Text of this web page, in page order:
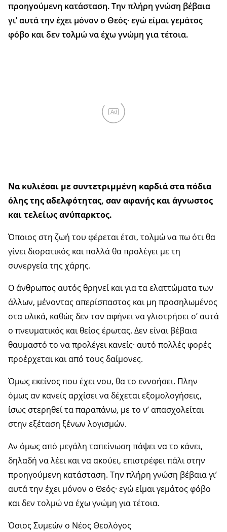
προηγούμενη κατάσταση. Την πλήρη γνώση βέβαια
γι’ αυτά την έχει μόνον ο Θεός· εγώ είμαι γεμάτος
φόβο και δεν τολμώ να έχω γνώμη για τέτοια.
Ad
Να κυλιέσαι με συντετριμμένη καρδιά στα πόδια
όλης της αδελφότητας, σαν αφανής και άγνωστος
και τελείως ανύπαρκτος.
Όποιος στη ζωή του φέρεται έτσι, τολμώ να πω ότι θα
γίνει διορατικός και πολλά θα προλέγει με τη
συνεργεία της χάρης.
Ο άνθρωπος αυτός θρηνεί και για τα ελαττώματα των
άλλων, μένοντας απερίσπαστος και μη προσηλωμένος
στα υλικά, καθώς δεν τον αφήνει να γλιστρήσει σ’ αυτά
ο πνευματικός και θείος έρωτας. Δεν είναι βέβαια
θαυμαστό το να προλέγει κανείς· αυτό πολλές φορές
προέρχεται και από τους δαίμονες.
Όμως εκείνος που έχει νου, θα το εννοήσει. Πλην
όμως αν κανείς αρχίσει να δέχεται εξομολογήσεις,
ίσως στερηθεί τα παραπάνω, με το ν’ απασχολείται
στην εξέταση ξένων λογισμών.
Αν όμως από μεγάλη ταπείνωση πάψει να το κάνει,
δηλαδή να λέει και να ακούει, επιστρέφει πάλι στην
προηγούμενη κατάσταση. Την πλήρη γνώση βέβαια γι’
αυτά την έχει μόνον ο Θεός· εγώ είμαι γεμάτος φόβο
και δεν τολμώ να έχω γνώμη για τέτοια.
Όσιος Συμεών ο Νέος Θεολόγος